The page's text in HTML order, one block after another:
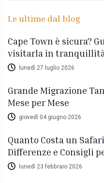
Le ultime dal blog
Cape Town è sicura?
visitarla in tranquillità
lunedì 27 luglio 2026
Grande Migrazione
Mese per Mese
giovedì 04 giugno 2026
Quanto Costa un
Differenze e Consigli
lunedì 23 febbraio 2026